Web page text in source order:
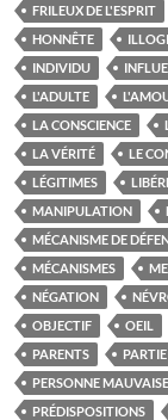
FRILEUX DE L'ESPRIT
HONNÊTE
INDIVIDU
L'ADULTE
LA CONSCIENCE
LA VÉRITÉ
LE
LÉGITIMES
MANIPULATION
MÉCANISME DE
MÉCANISMES
NÉGATION
OBJECTIF
OEIL
PARENTS
PERSONNE MAUVAISE
PRÉDISPOSITIONS